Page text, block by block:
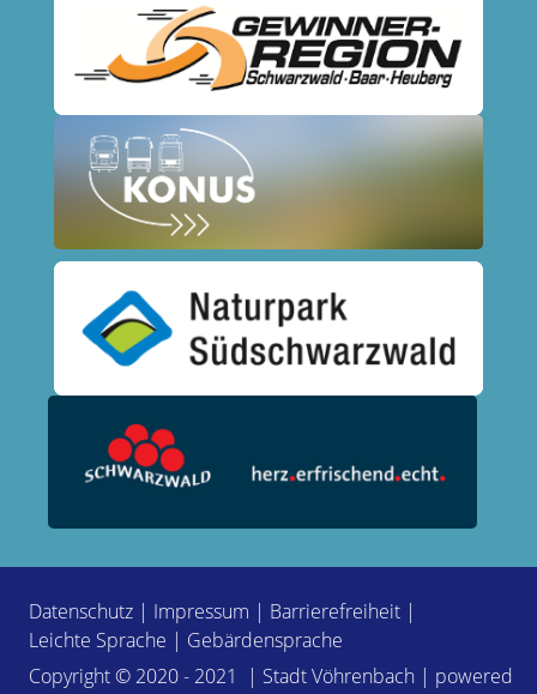
Datenschutz | Impressum | Barrierefreiheit |
Leichte Sprache | Gebärdensprache
Copyright © 2020 - 2021 | Stadt Vöhrenbach | powered